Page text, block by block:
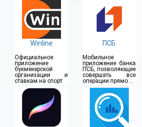
Winline
Официальное
приложение
букмекерской
организации и
ставкам на спорт
ПСБ
Мобильное
приложение банка
ПСБ, позволяющее
совершать все
операции прямо из
дома